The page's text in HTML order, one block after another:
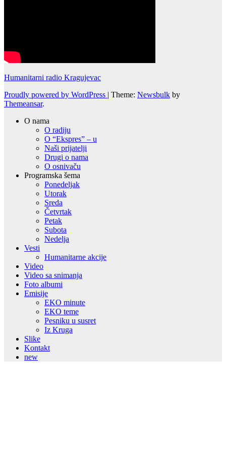
Humanitarni radio Kragujevac
Proudly powered by WordPress | Theme: Newsbulk by
Themeansar.
O nama
O radiju
O “Ekspres” – u
Naši prijatelji
Drugi o nama
O osnivaču
Programska šema
Ponedeljak
Utorak
Sreda
Četvrtak
Petak
Subota
Nedelja
Vesti
Humanitarne akcije
Video
Video sa snimanja
Foto albumi
Emisije
EKO minute
EKO teme
Pesniku u susret
Iz Kruga
Slike
Kontakt
new